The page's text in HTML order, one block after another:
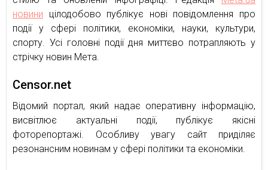
новини цілодобово публікує нові повідомлення про
події у сфері політики, економіки, науки, культури,
спорту. Усі головні події дня миттєво потрапляють у
стрічку новин Мета.
Censor.net
Відомий портал, який надає оперативну інформацію,
висвітлює актуальні події, публікує якісні
фоторепортажі. Особливу увагу сайт приділяє
резонансним новинам у сфері політики та економіки.